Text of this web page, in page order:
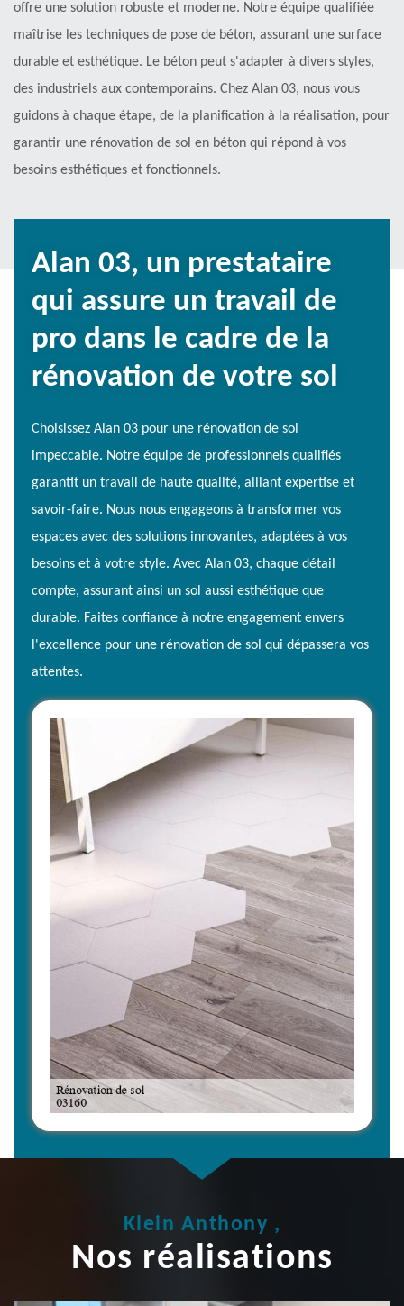
offre une solution robuste et moderne. Notre équipe qualifiée
maîtrise les techniques de pose de béton, assurant une surface
durable et esthétique. Le béton peut s'adapter à divers styles,
des industriels aux contemporains. Chez Alan 03, nous vous
guidons à chaque étape, de la planification à la réalisation, pour
garantir une rénovation de sol en béton qui répond à vos
besoins esthétiques et fonctionnels.
Alan 03, un prestataire
qui assure un travail de
pro dans le cadre de la
rénovation de votre sol
Choisissez Alan 03 pour une rénovation de sol
impeccable. Notre équipe de professionnels qualifiés
garantit un travail de haute qualité, alliant expertise et
savoir-faire. Nous nous engageons à transformer vos
espaces avec des solutions innovantes, adaptées à vos
besoins et à votre style. Avec Alan 03, chaque détail
compte, assurant ainsi un sol aussi esthétique que
durable. Faites confiance à notre engagement envers
l'excellence pour une rénovation de sol qui dépassera vos
attentes.
Klein Anthony ,
Nos réalisations